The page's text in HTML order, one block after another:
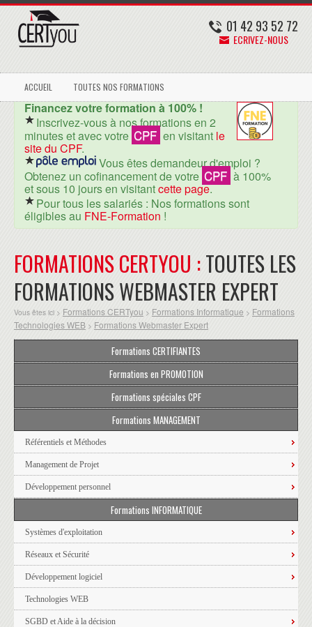
01 42 93 52 72
ECRIVEZ-NOUS
ACCUEIL TOUTES NOS FORMATIONS
Financez votre formation à 100% !
Inscrivez-vous à nos formations en 2
minutes et avec votre CPF en visitant le
site du CPF.
Vous êtes demandeur d'emploi ?
Obtenez un cofinancement de votre CPF à 100%
et sous 10 jours en visitantcette page.
Pour tous les salariés : Nos formations sont
éligibles au FNE-Formation !
FORMATIONS CERTYOU :TOUTES LES
FORMATIONS WEBMASTER EXPERT
Vous êtes ici > Formations CERTyou > Formations Informatique > Formations
Technologies WEB > Formations Webmaster Expert
Formations CERTIFIANTES
Formations en PROMOTION
Formations spéciales CPF
Formations MANAGEMENT
Référentiels et Méthodes
Management de Projet
Développement personnel
Formations INFORMATIQUE
Systèmes d'exploitation
Réseaux et Sécurité
Développement logiciel
Technologies WEB
SGBD et Aide à la décision